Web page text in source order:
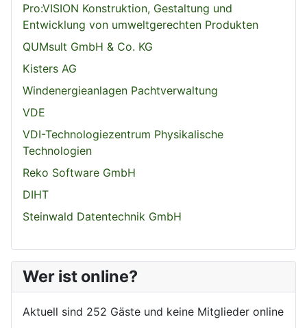
Pro:VISION Konstruktion, Gestaltung und
Entwicklung von umweltgerechten Produkten
QUMsult GmbH & Co. KG
Kisters AG
Windenergieanlagen Pachtverwaltung
VDE
VDI-Technologiezentrum Physikalische
Technologien
Reko Software GmbH
DIHT
Steinwald Datentechnik GmbH
Wer ist online?
Aktuell sind 252 Gäste und keine Mitglieder online